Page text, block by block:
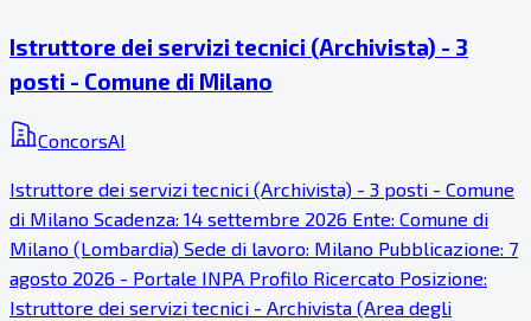
Istruttore dei servizi tecnici (Archivista) - 3
posti - Comune di Milano
ConcorsAI
Istruttore dei servizi tecnici (Archivista) - 3 posti - Comune
di Milano Scadenza: 14 settembre 2026 Ente: Comune di
Milano (Lombardia) Sede di lavoro: Milano Pubblicazione: 7
agosto 2026 - Portale INPA Profilo Ricercato Posizione:
Istruttore dei servizi tecnici - Archivista (Area degli